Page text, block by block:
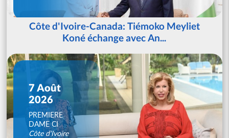
Côte d'Ivoire-Canada: Tiémoko Meyliet
Koné échange avec An...
7 Août
2026
PREMIERE
DAME CI
Côte d'Ivoire